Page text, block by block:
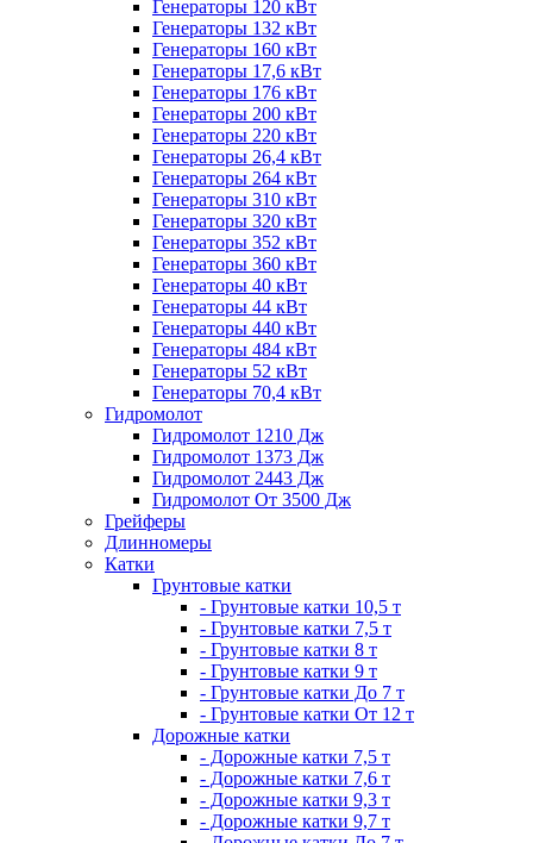
Генераторы 120 кВт
Генераторы 132 кВт
Генераторы 160 кВт
Генераторы 17,6 кВт
Генераторы 176 кВт
Генераторы 200 кВт
Генераторы 220 кВт
Генераторы 26,4 кВт
Генераторы 264 кВт
Генераторы 310 кВт
Генераторы 320 кВт
Генераторы 352 кВт
Генераторы 360 кВт
Генераторы 40 кВт
Генераторы 44 кВт
Генераторы 440 кВт
Генераторы 484 кВт
Генераторы 52 кВт
Генераторы 70,4 кВт
Гидромолот
Гидромолот 1210 Дж
Гидромолот 1373 Дж
Гидромолот 2443 Дж
Гидромолот От 3500 Дж
Грейферы
Длинномеры
Катки
Грунтовые катки
- Грунтовые катки 10,5 т
- Грунтовые катки 7,5 т
- Грунтовые катки 8 т
- Грунтовые катки 9 т
- Грунтовые катки До 7 т
- Грунтовые катки От 12 т
Дорожные катки
- Дорожные катки 7,5 т
- Дорожные катки 7,6 т
- Дорожные катки 9,3 т
- Дорожные катки 9,7 т